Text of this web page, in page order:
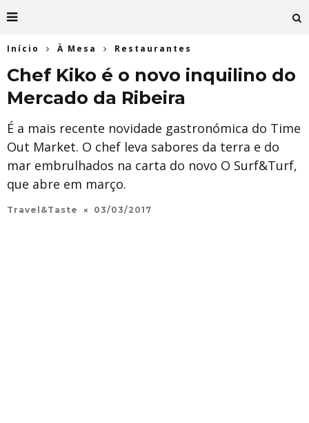
Início À Mesa Restaurantes
Chef Kiko é o novo inquilino do
Mercado da Ribeira
É a mais recente novidade gastronómica do Time
Out Market. O chef leva sabores da terra e do
mar embrulhados na carta do novo O Surf&Turf,
que abre em março.
Travel&Taste 03/03/2017